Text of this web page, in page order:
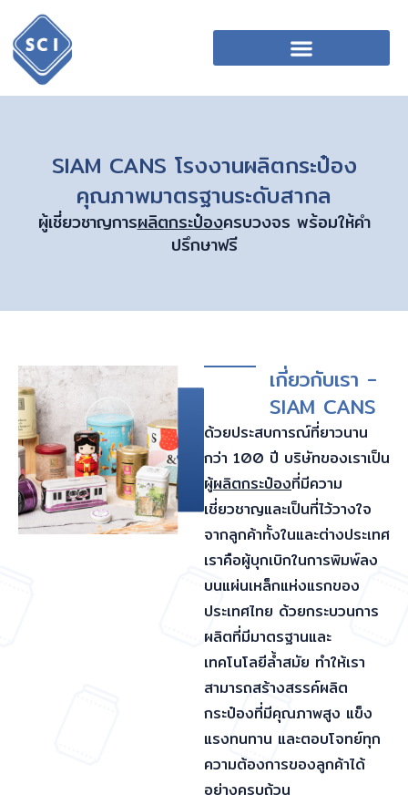
SIAM CANS โรงงานผลิตกระป๋อง
คุณภาพมาตรฐานระดับสากล
ผู้เชี่ยวชาญการผลิตกระป๋องครบวงจร พร้อมให้คำ
ปรึกษาฟรี
เกี่ยวกับเรา -
SIAM CANS
ด้วยประสบการณ์ที่ยาวนาน
กว่า 100 ปี บริษัทของเราเป็น
ผู้ผลิตกระป๋องที่มีความ
เชี่ยวชาญและเป็นที่ไว้วางใจ
จากลูกค้าทั้งในและต่างประเทศ
เราคือผู้บุกเบิกในการพิมพ์ลง
บนแผ่นเหล็กแห่งแรกของ
ประเทศไทย ด้วยกระบวนการ
ผลิตที่มีมาตรฐานและ
เทคโนโลยีล้ำสมัย ทำให้เรา
สามารถสร้างสรรค์ผลิต
กระป๋องที่มีคุณภาพสูง แข็ง
แรงทนทาน และตอบโจทย์ทุก
ความต้องการของลูกค้าได้
อย่างครบถ้วน